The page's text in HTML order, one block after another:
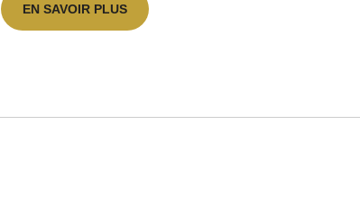
EN SAVOIR PLUS